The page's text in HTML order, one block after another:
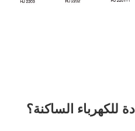
للكهرباء الساكنة؟